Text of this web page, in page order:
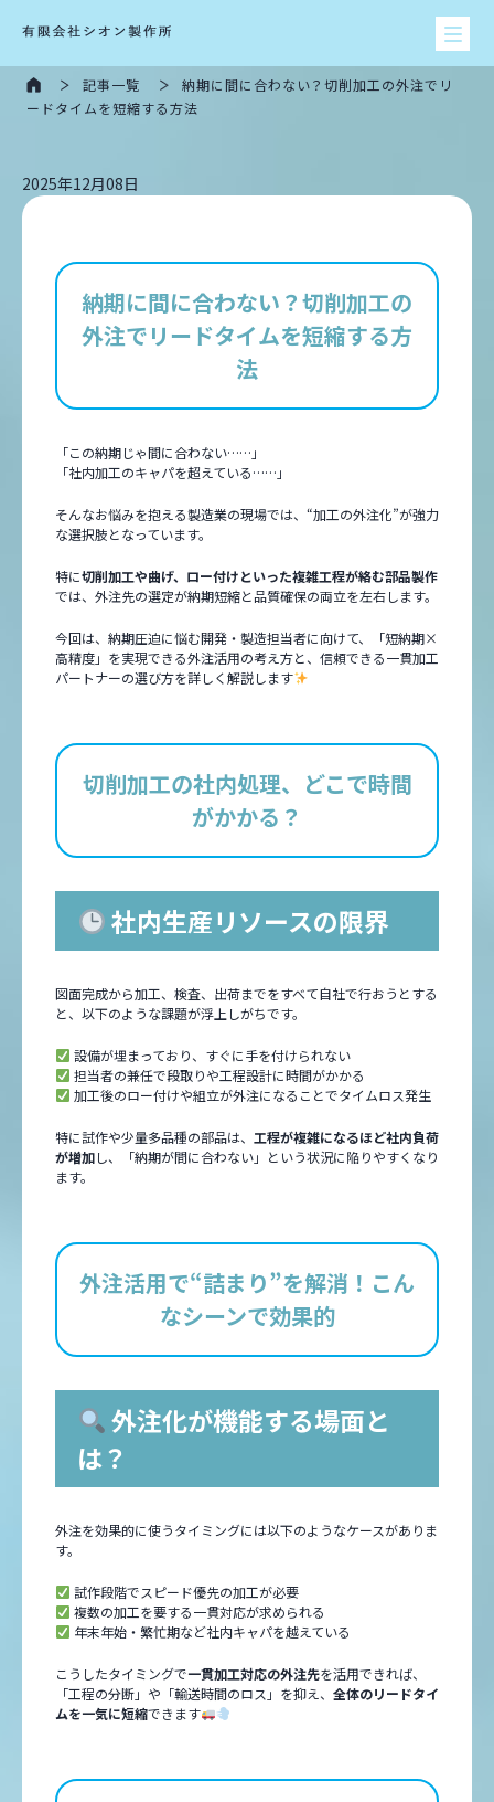
記事一覧
納期に間に合わない？切削加工の外注でリ
ードタイムを短縮する方法
2025年12月08日
納期に間に合わない？切削加工の
外注でリードタイムを短縮する方
法
「この納期じゃ間に合わない……」
「社内加工のキャパを超えている……」
そんなお悩みを抱える製造業の現場では、“加工の外注化”が強力
な選択肢となっています。
特に切削加工や曲げ、ロー付けといった複雑工程が絡む部品製作
では、外注先の選定が納期短縮と品質確保の両立を左右します。
今回は、納期圧迫に悩む開発・製造担当者に向けて、「短納期×
高精度」を実現できる外注活用の考え方と、信頼できる一貫加工
パートナーの選び方を詳しく解説します
切削加工の社内処理、どこで時間
がかかる？
社内生産リソースの限界
図面完成から加工、検査、出荷までをすべて自社で行おうとする
と、以下のような課題が浮上しがちです。
設備が埋まっており、すぐに手を付けられない
担当者の兼任で段取りや工程設計に時間がかかる
加工後のロー付けや組立が外注になることでタイムロス発生
特に試作や少量多品種の部品は、 工程が複雑になるほど社内負荷
が増加し、「納期が間に合わない」という状況に陥りやすくなり
ます。
外注活用で“詰まり”を解消！こん
なシーンで効果的
外注化が機能する場面と
は？
外注を効果的に使うタイミングには以下のようなケースがありま
す。
試作段階でスピード優先の加工が必要
複数の加工を要する一貫対応が求められる
年末年始・繁忙期など社内キャパを越えている
こうしたタイミングで一貫加工対応の外注先を活用できれば、
「工程の分断」や「輸送時間のロス」を抑え、 全体のリードタイ
ムを一気に短縮できます